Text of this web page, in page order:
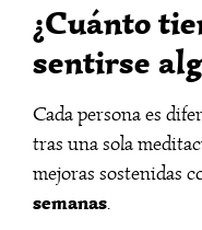
¿Cuánto
sentirse
Cada persona es
tras una sola
mejoras sostenidas
semanas.